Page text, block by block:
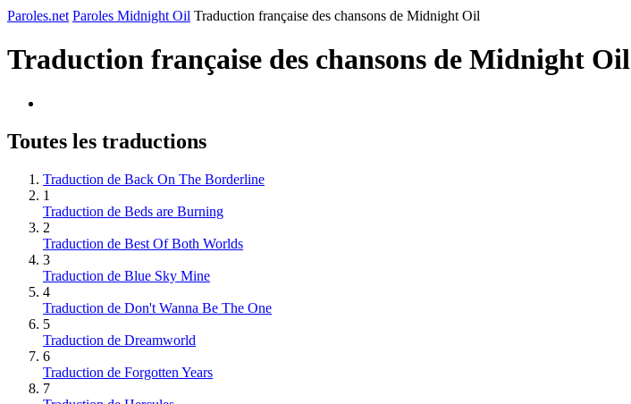
Paroles.net Paroles Midnight Oil Traduction française des chansons de Midnight Oil
Traduction française des chansons de Midnight Oil
Toutes les traductions
Traduction de Back On The Borderline
1
Traduction de Beds are Burning
2
Traduction de Best Of Both Worlds
3
Traduction de Blue Sky Mine
4
Traduction de Don't Wanna Be The One
5
Traduction de Dreamworld
6
Traduction de Forgotten Years
7